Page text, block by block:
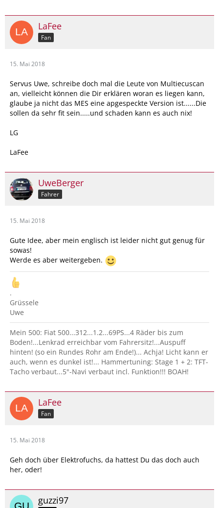
LaFee
Fan
15. Mai 2018
Servus Uwe, schreibe doch mal die Leute von Multiecuscan
an, vielleicht können die Dir erklären woran es liegen kann,
glaube ja nicht das MES eine apgespeckte Version ist......Die
sollen da sehr fit sein.....und schaden kann es auch nix!
LG
LaFee
UweBerger
Fahrer
15. Mai 2018
Gute Idee, aber mein englisch ist leider nicht gut genug für
sowas!
Werde es aber weitergeben.
.
Grüssele
Uwe
Mein 500: Fiat 500...312...1.2...69PS...4 Räder bis zum
Boden!...Lenkrad erreichbar vom Fahrersitz!...Auspuff
hinten! (so ein Rundes Rohr am Ende!)... Achja! Licht kann er
auch, wenn es dunkel ist!... Hammertuning: Stage 1 + 2: TFT-
Tacho verbaut...5"-Navi verbaut incl. Funktion!!! BOAH!
LaFee
Fan
15. Mai 2018
Geh doch über Elektrofuchs, da hattest Du das doch auch
her, oder!
guzzi97